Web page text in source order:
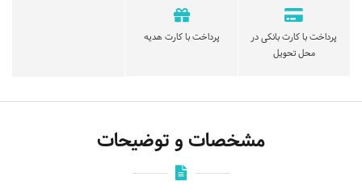
پرداخت با کارت بانکی در
محل تحویل
پرداخت با کارت هدیه
مشخصات و توضیحات